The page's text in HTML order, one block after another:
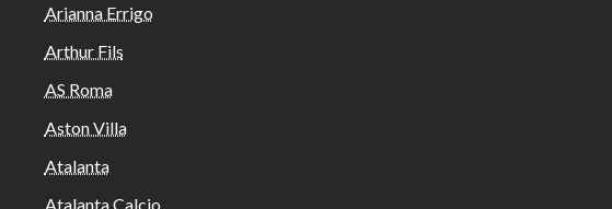
Arianna Errigo
Arthur Fils
AS Roma
Aston Villa
Atalanta
Atalanta Calcio